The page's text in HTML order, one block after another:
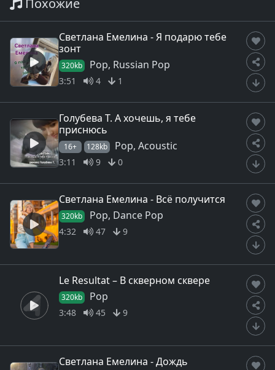
Похожие
Светлана Емелина - Я подарю тебе
зонт
320kb Pop, Russian Pop
3:51 4 1
Голубева Т. А хочешь, я тебе
приснюсь
16+ 128kb Pop, Acoustic
3:11 9 0
Светлана Емелина - Всё получится
320kb Pop, Dance Pop
4:32 47 9
Le Resultat – В скверном сквере
320kb Pop
3:48 45 9
Светлана Емелина - Дождь